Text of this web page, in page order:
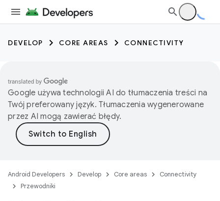
DEVELOP CORE AREAS CONNECTIVITY
Google używa technologii AI do tłumaczenia treści na
Twój preferowany język. Tłumaczenia wygenerowane
przez AI mogą zawierać błędy.
Android Developers Develop Core areas
Connectivity
Przewodniki